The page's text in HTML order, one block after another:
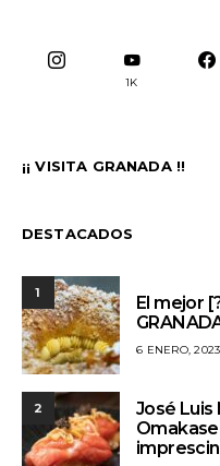
1K
¡¡ VISITA GRANADA !!
DESTACADOS
1
El mejor
6 ENERO, 2023
2
José Luis
Omakase